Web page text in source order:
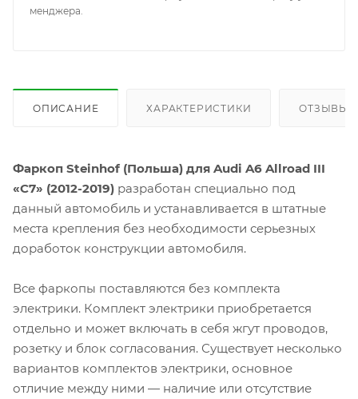
менджера.
ОПИСАНИЕ ХАРАКТЕРИСТИКИ ОТЗЫВЫ
Фаркоп Steinhof (Польша) для Audi A6 Allroad III
«C7» (2012-2019) разработан специально под
данный автомобиль и устанавливается в штатные
места крепления без необходимости серьезных
доработок конструкции автомобиля.
Все фаркопы поставляются без комплекта
электрики. Комплект электрики приобретается
отдельно и может включать в себя жгут проводов,
розетку и блок согласования. Существует несколько
вариантов комплектов электрики, основное
отличие между ними — наличие или отсутствие